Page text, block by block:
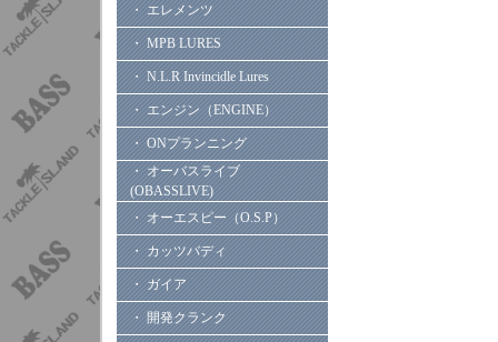
・ エレメンツ
・ MPB LURES
・ N.L.R Invincidle Lures
・ エンジン（ENGINE）
・ ONプランニング
・ オーバスライブ
(OBASSLIVE)
・ オーエスピー（O.S.P）
・ カッツバディ
・ ガイア
・ 開発クランク